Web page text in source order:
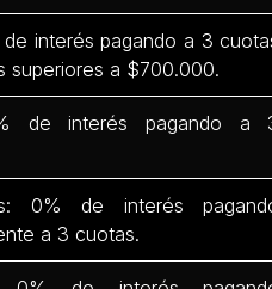
interés pagando a 3
superiores a $700.000.
de interés pagando a
0% de interés
a 3 cuotas.